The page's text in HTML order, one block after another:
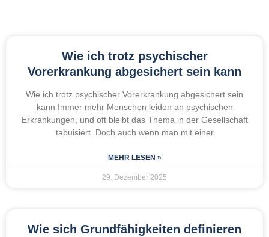
Wie ich trotz psychischer
Vorerkrankung abgesichert sein kann
Wie ich trotz psychischer Vorerkrankung abgesichert sein
kann Immer mehr Menschen leiden an psychischen
Erkrankungen, und oft bleibt das Thema in der Gesellschaft
tabuisiert. Doch auch wenn man mit einer
MEHR LESEN »
29. Dezember 2025
Wie sich Grundfähigkeiten definieren